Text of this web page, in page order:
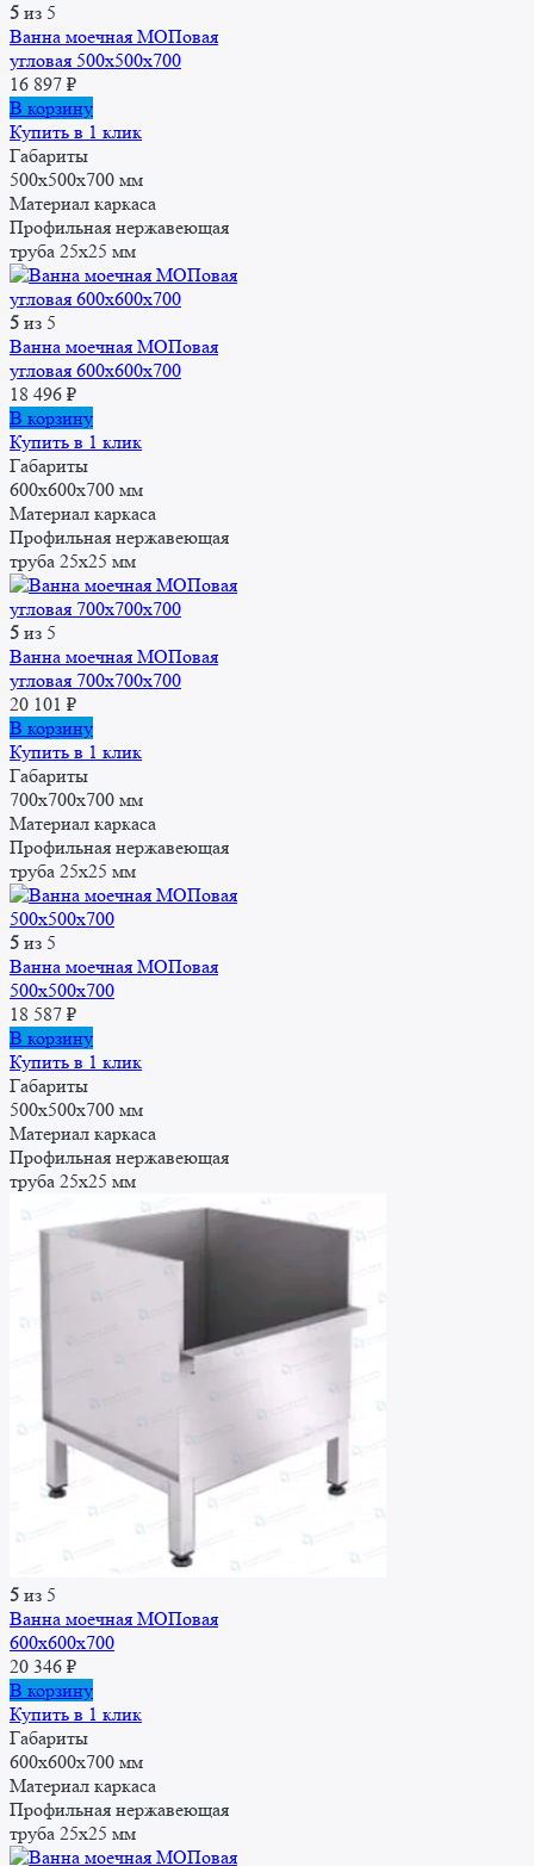
5 из 5
Ванна моечная МОПовая
угловая 500x500x700
16 897 ₽
В корзину
Купить в 1 клик
Габариты
500x500x700 мм
Материал каркаса
Профильная нержавеющая
труба 25x25 мм
5 из 5
Ванна моечная МОПовая
угловая 600x600x700
18 496 ₽
В корзину
Купить в 1 клик
Габариты
600x600x700 мм
Материал каркаса
Профильная нержавеющая
труба 25x25 мм
5 из 5
Ванна моечная МОПовая
угловая 700x700x700
20 101 ₽
В корзину
Купить в 1 клик
Габариты
700x700x700 мм
Материал каркаса
Профильная нержавеющая
труба 25x25 мм
5 из 5
Ванна моечная МОПовая
500x500x700
18 587 ₽
В корзину
Купить в 1 клик
Габариты
500x500x700 мм
Материал каркаса
Профильная нержавеющая
труба 25x25 мм
5 из 5
Ванна моечная МОПовая
600x600x700
20 346 ₽
В корзину
Купить в 1 клик
Габариты
600x600x700 мм
Материал каркаса
Профильная нержавеющая
труба 25x25 мм